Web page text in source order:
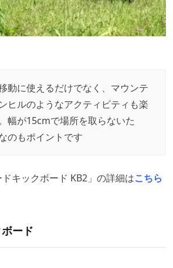
動に使えるだけでなく、マウンテ
ヒルのようなアクティビティも楽
幅が15cmで場所を取らないた
のもポイントです
キックボード KB2」の詳細はこちら
ード